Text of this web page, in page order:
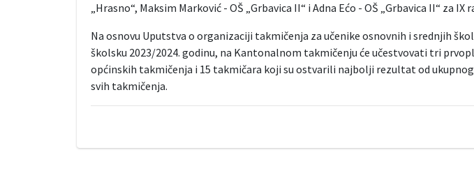
„Hrasno“, Maksim Marković - OŠ „Grbavica II“ i Adna Ećo - OŠ „Grbavica II“ za IX
Na osnovu Uputstva o organizaciji takmičenja za učenike osnovnih i srednjih
školsku 2023/2024. godinu, na Kantonalnom takmičenju će učestvovati tri
općinskih takmičenja i 15 takmičara koji su ostvarili najbolji rezultat od
svih takmičenja.